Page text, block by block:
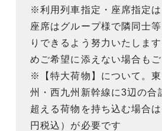
※利用列車指定・座席指定
座席はグループ様で隣同士
りできるよう努力いたしま
めご希望に添えない場合もご
※【特大荷物】について。
州・西九州新幹線に3辺の合
超える荷物を持ち込む場合
円税込）が必要です